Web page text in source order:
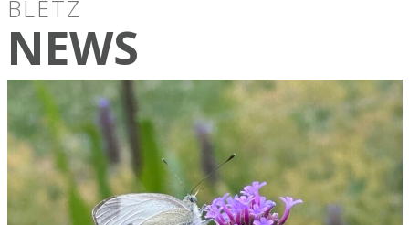
BLËTZ
NEWS